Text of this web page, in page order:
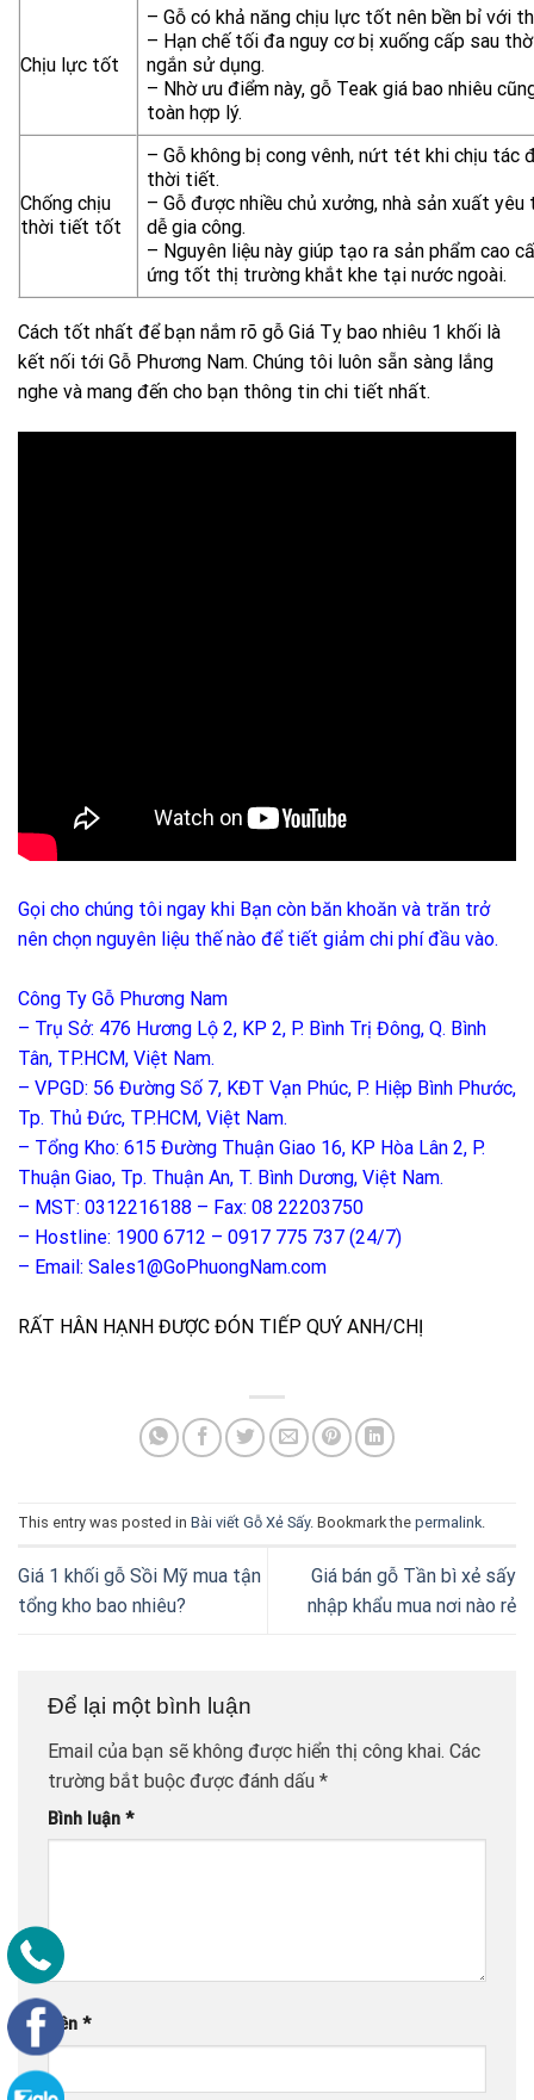
Chịu lực tốt
– Gỗ có khả năng chịu lực tốt nên bền bỉ với
– Hạn chế tối đa nguy cơ bị xuống cấp sau
ngắn sử dụng.
– Nhờ ưu điểm này, gỗ Teak giá bao nhiêu
toàn hợp lý.
Chống chịu
thời tiết tốt
– Gỗ không bị cong vênh, nứt tét khi chịu tác
thời tiết.
– Gỗ được nhiều chủ xưởng, nhà sản xuất yêu
dễ gia công.
– Nguyên liệu này giúp tạo ra sản phẩm cao
ứng tốt thị trường khắt khe tại nước ngoài.
Cách tốt nhất để bạn nắm rõ gỗ Giá Tỵ bao nhiêu 1 khối là
kết nối tới Gỗ Phương Nam. Chúng tôi luôn sẵn sàng lắng
nghe và mang đến cho bạn thông tin chi tiết nhất.
Gọi cho chúng tôi ngay khi Bạn còn băn khoăn và trăn trở
nên chọn nguyên liệu thế nào để tiết giảm chi phí đầu vào.
Công Ty Gỗ Phương Nam
– Trụ Sở: 476 Hương Lộ 2, KP 2, P. Bình Trị Đông, Q. Bình
Tân, TP.HCM, Việt Nam.
– VPGD: 56 Đường Số 7, KĐT Vạn Phúc, P. Hiệp Bình Phước,
Tp. Thủ Đức, TP.HCM, Việt Nam.
– Tổng Kho: 615 Đường Thuận Giao 16, KP Hòa Lân 2, P.
Thuận Giao, Tp. Thuận An, T. Bình Dương, Việt Nam.
– MST: 0312216188 – Fax: 08 22203750
– Hostline: 1900 6712 – 0917 775 737 (24/7)
– Email: Sales1@GoPhuongNam.com
RẤT HÂN HẠNH ĐƯỢC ĐÓN TIẾP QUÝ ANH/CHỊ
This entry was posted in Bài viết Gỗ Xẻ Sấy. Bookmark the permalink
Giá 1 khối gỗ Sồi Mỹ mua tận
tổng kho bao nhiêu?
Giá bán gỗ Tần bì xẻ sấy
nhập khẩu mua nơi nào rẻ
Để lại một bình luận
Email của bạn sẽ không được hiển thị công khai. Các
trường bắt buộc được đánh dấu *
Bình luận *
Tên *